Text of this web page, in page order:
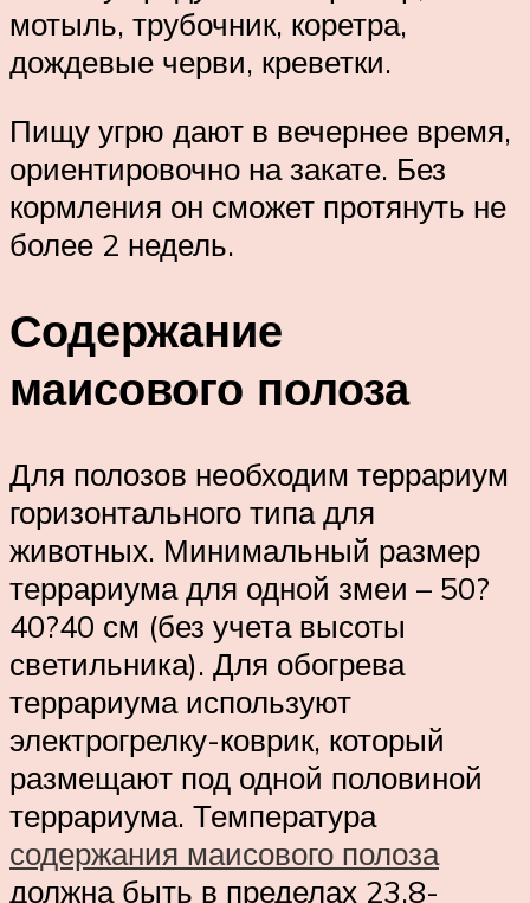
мотыль, трубочник, коретра,
дождевые черви, креветки.
Пищу угрю дают в вечернее время,
ориентировочно на закате. Без
кормления он сможет протянуть не
более 2 недель.
Содержание
маисового полоза
Для полозов необходим террариум
горизонтального типа для
животных. Минимальный размер
террариума для одной змеи – 50?
40?40 см (без учета высоты
светильника). Для обогрева
террариума используют
электрогрелку-коврик, который
размещают под одной половиной
террариума. Температура
содержания маисового полоза
должна быть в пределах 23,8-